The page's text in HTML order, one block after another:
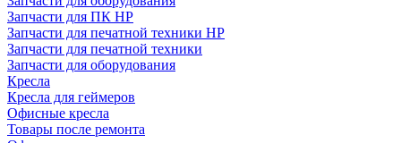
Запчасти для ПК HP
Запчасти для печатной техники HP
Запчасти для печатной техники
Запчасти для оборудования
Кресла
Кресла для геймеров
Офисные кресла
Товары после ремонта